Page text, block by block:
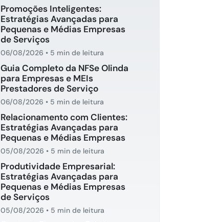
Promoções Inteligentes:
Estratégias Avançadas para
Pequenas e Médias Empresas
de Serviços
06/08/2026 • 5 min de leitura
Guia Completo da NFSe Olinda
para Empresas e MEIs
Prestadores de Serviço
06/08/2026 • 5 min de leitura
Relacionamento com Clientes:
Estratégias Avançadas para
Pequenas e Médias Empresas
05/08/2026 • 5 min de leitura
Produtividade Empresarial:
Estratégias Avançadas para
Pequenas e Médias Empresas
de Serviços
05/08/2026 • 5 min de leitura